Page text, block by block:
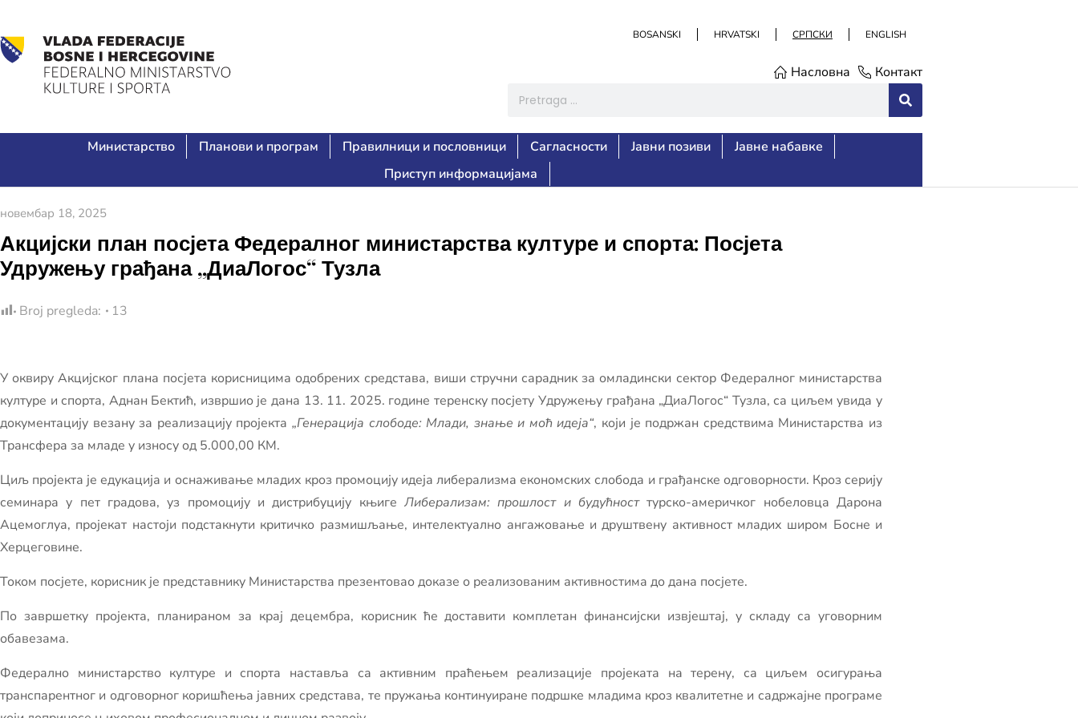
BOSANSKI HRVATSKI СРПСКИ ENGLISH
Насловна Контакт
Министарство Планови и програм Правилници и пословници Сагласности Јавни позиви
Јавне набавке
Приступ информацијама
новембар 18, 2025
Акцијски план посјета Федералног министарства културе и спорта: Посјета
Удружењу грађана „ДиаЛогос“ Тузла
Broj pregleda: 13
У оквиру Акцијског плана посјета корисницима одобрених средстава, виши стручни сарадник за омладински сектор Федералног министарства
културе и спорта, Аднан Бектић, извршио је дана 13. 11. 2025. године теренску посјету Удружењу грађана „ДиаЛогос“ Тузла, са циљем увида у
документацију везану за реализацију пројекта „Генерација слободе: Млади, знање и моћ идеја“, који је подржан средствима Министарства из
Трансфера за младе у износу од 5.000,00 КМ.
Циљ пројекта је едукација и оснаживање младих кроз промоцију идеја либерализма економских слобода и грађанске одговорности. Кроз серију
семинара у пет градова, уз промоцију и дистрибуцију књиге Либерализам: прошлост и будућносттурско-америчког нобеловца Дарона
Ацемоглуа, пројекат настоји подстакнути критичко размишљање, интелектуално ангажовање и друштвену активност младих широм Босне и
Херцеговине.
Током посјете, корисник је представнику Министарства презентовао доказе о реализованим активностима до дана посјете.
По завршетку пројекта, планираном за крај децембра, корисник ће доставити комплетан финансијски извјештај, у складу са уговорним
обавезама.
Федерално министарство културе и спорта наставља са активним праћењем реализације пројеката на терену, са циљем осигурања
транспарентног и одговорног коришћења јавних средстава, те пружања континуиране подршке младима кроз квалитетне и садржајне програме